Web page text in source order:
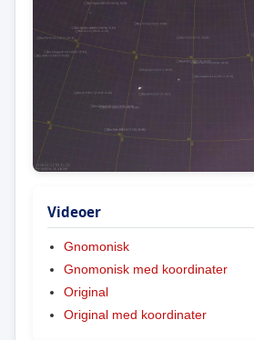
Videoer
Gnomonisk
Gnomonisk med koordinater
Original
Original med koordinater